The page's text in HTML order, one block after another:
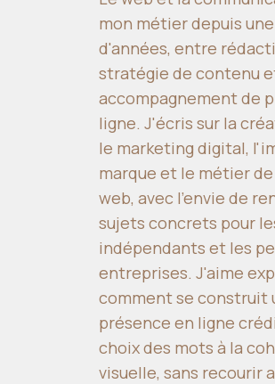
mon métier depuis
d'années, entre
stratégie de contenu
accompagnement de
ligne. J'écris sur la
le marketing digital,
marque et le métier
web, avec l'envie de
sujets concrets pour
indépendants et les
entreprises. J'aime
comment se construit
présence en ligne
choix des mots à la
visuelle, sans recourir